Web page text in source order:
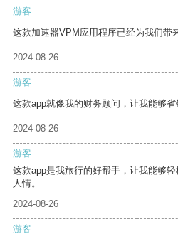
游客
这款加速器VPM应用程序已经为我们带
2024-08-26
游客
这款app就像我的财务顾问，让我能够省
2024-08-26
游客
这款app是我旅行的好帮手，让我能够
人情。
2024-08-26
游客